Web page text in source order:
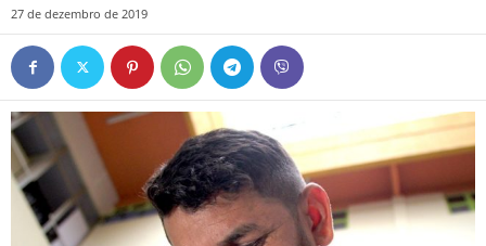
27 de dezembro de 2019